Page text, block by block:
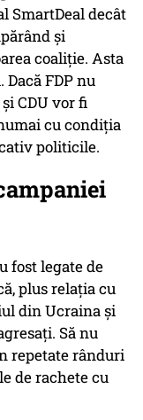
SmartDeal decât
și
coaliție. Asta
Dacă FDP nu
CDU vor fi
cu condiția
politicile.
fost legate de
plus relația cu
din Ucraina și
Să nu
repetate rânduri
de rachete cu